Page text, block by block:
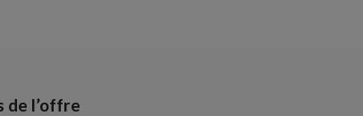
de l’offre